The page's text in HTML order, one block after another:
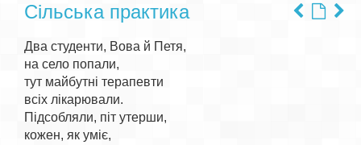
Сільська практика
Два студенти, Вова й Петя,
на село попали,
тут майбутні терапевти
всіх лікарювали.
Підсобляли, піт утерши,
кожен, як уміє,